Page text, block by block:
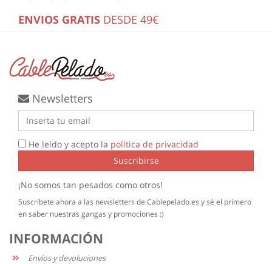
ENVIOS GRATIS DESDE 49€
Newsletters
He leído y acepto la política de privacidad
Suscribirse
¡No somos tan pesados como otros!
Suscribete ahora a las newsletters de Cablepelado.es y sé el primero
en saber nuestras gangas y promociones ;)
INFORMACIÓN
Envíos y devoluciones